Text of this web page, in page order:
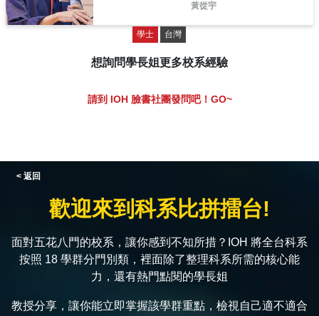
黃從宇
學士 台灣
想詢問學長姐更多校系經驗
請到 IOH 臉書社團發問吧！GO~
< 返回
歡迎來到科系比拼擂台!
面對五花八門的校系，讓你感到不知所措？IOH 將全台科系
按照 18 學群分門別類，裡面除了整理科系所需的核心能
力，還有熱門點閱的學長姐
教授分享，讓你能立即掌握該學群重點，檢視自己適不適合